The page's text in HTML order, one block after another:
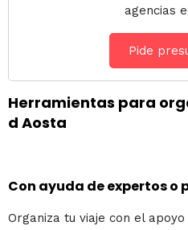
agencias
Pide
Herramientas para
d Aosta
Con ayuda de expertos o
Organiza tu viaje con el